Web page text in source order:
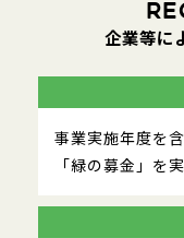
緑の募金申請シス
東京緑化推進委員
企業等に
事業実施年度を
「緑の募金」を